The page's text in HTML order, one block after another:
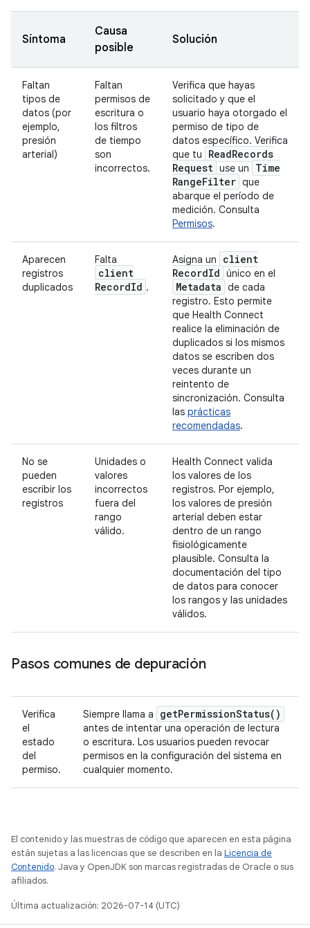
Síntoma
Causa
posible
Solución
Faltan
tipos de
datos (por
ejemplo,
presión
arterial)
Faltan
permisos de
escritura o
los filtros
de tiempo
son
incorrectos.
Verifica que hayas
solicitado y que el
usuario haya otorgado el
permiso de tipo de
datos específico. Verifica
que tu
ReadRecords
Request use un
Time
RangeFilter que
abarque el período de
medición. Consulta
Permisos.
Aparecen
registros
duplicados
Falta
client
RecordId .
Asigna un
client
RecordId único en el
Metadata de cada
registro. Esto permite
que Health Connect
realice la eliminación de
duplicados si los mismos
datos se escriben dos
veces durante un
reintento de
sincronización. Consulta
las prácticas
recomendadas.
No se
pueden
escribir los
registros
Unidades o
valores
incorrectos
fuera del
rango
válido.
Health Connect valida
los valores de los
registros. Por ejemplo,
los valores de presión
arterial deben estar
dentro de un rango
fisiológicamente
plausible. Consulta la
documentación del tipo
de datos para conocer
los rangos y las unidades
válidos.
Pasos comunes de depuración
Verifica
el
estado
del
permiso.
Siempre llama a getPermissionStatus( )
antes de intentar una operación de lectura
o escritura. Los usuarios pueden revocar
permisos en la configuración del sistema en
cualquier momento.
El contenido y las muestras de código que aparecen en esta página
están sujetas a las licencias que se describen en la Licencia de
Contenido. Java y OpenJDK son marcas registradas de Oracle o sus
afiliados.
Última actualización: 2026-07-14 (UTC)